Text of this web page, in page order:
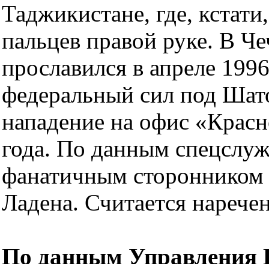
Таджикистане, где,
пальцев правой руке. В
прославился в апреле
федеральный сил под
нападение на офис
года. По данным
фанатичным
Ладена. Считается
По данным Управления